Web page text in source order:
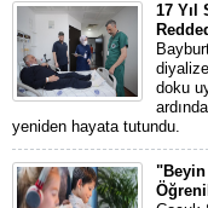
17 Yıl
doku
yeniden hayata tutundu.
"Beyin